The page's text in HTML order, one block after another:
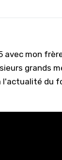
avec mon
grands
l'actualité du